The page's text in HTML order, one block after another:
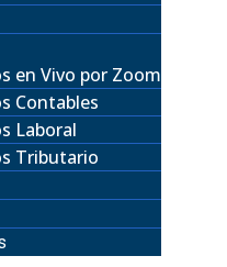
en Vivo por Zoom
Contables
Laboral
Tributario